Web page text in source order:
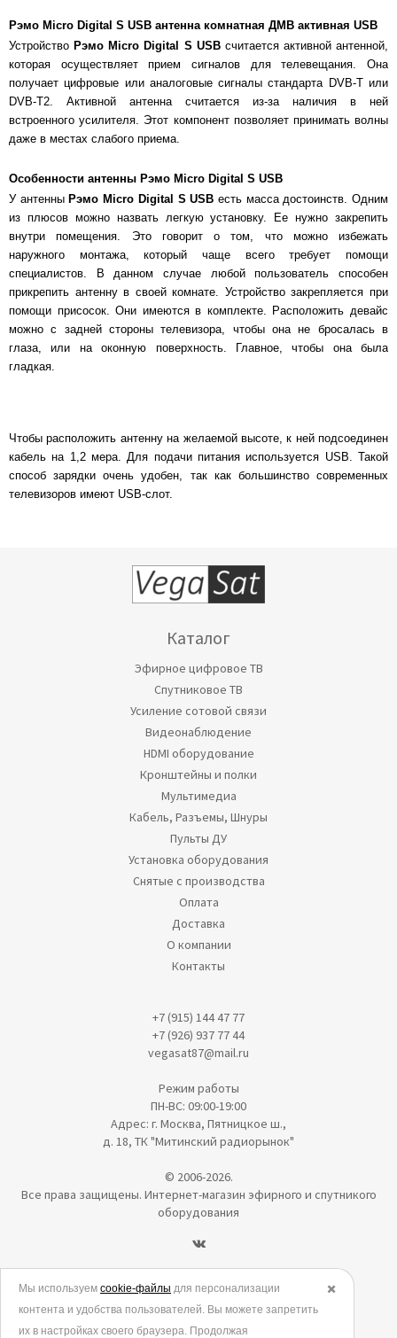
Рэмо Micro Digital S USB антенна комнатная ДМВ активная USB
Устройство Рэмо Micro Digital S USBсчитается активной антенной,
которая осуществляет прием сигналов для телевещания. Она
получает цифровые или аналоговые сигналы стандарта DVB-T или
DVB-T2. Активной антенна считается из-за наличия в ней
встроенного усилителя. Этот компонент позволяет принимать волны
даже в местах слабого приема.
Особенности антенны Рэмо Micro Digital S USB
У антенны Рэмо Micro Digital SUSB есть масса достоинств. Одним
из плюсов можно назвать легкую установку. Ее нужно закрепить
внутри помещения. Это говорит о том, что можно избежать
наружного монтажа, который чаще всего требует помощи
специалистов. В данном случае любой пользователь способен
прикрепить антенну в своей комнате. Устройство закрепляется при
помощи присосок. Они имеются в комплекте. Расположить девайс
можно с задней стороны телевизора, чтобы она не бросалась в
глаза, или на оконную поверхность. Главное, чтобы она была
гладкая.
Чтобы расположить антенну на желаемой высоте, к ней подсоединен
кабель на 1,2 мера. Для подачи питания используется USB. Такой
способ зарядки очень удобен, так как большинство современных
телевизоров имеют USB-слот.
Каталог
Эфирное цифровое ТВ
Спутниковое ТВ
Усиление сотовой связи
Видеонаблюдение
HDMI оборудование
Кронштейны и полки
Мультимедиа
Кабель, Разъемы, Шнуры
Пульты ДУ
Установка оборудования
Снятые с производства
Оплата
Доставка
О компании
Контакты
+7 (915) 144 47 77
+7 (926) 937 77 44
vegasat87@mail.ru
Режим работы
ПН-ВС: 09:00-19:00
Адрес: г. Москва, Пятницкое ш.,
д. 18, ТК "Митинский радиорынок"
© 2006-2026.
Все права защищены. Интернет-магазин эфирного и спутникого
оборудования
Политика в отношении обработки персональных данных
Согласие на обработку персональных данных
✖️
Мы используем cookie-файлы для персонализации
контента и удобства пользователей. Вы можете запретить
их в настройках своего браузера. Продолжая